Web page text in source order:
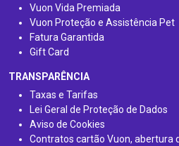
Vuon Vida Premiada
Vuon Proteção e Assistência Pet
Fatura Garantida
Gift Card
TRANSPARÊNCIA
Taxas e Tarifas
Lei Geral de Proteção de Dados
Aviso de Cookies
Contratos cartão Vuon, abertura